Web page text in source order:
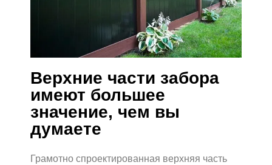
Верхние части забора
имеют большее
значение, чем вы
думаете
Грамотно спроектированная верхняя часть